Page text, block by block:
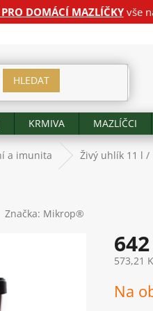
PRO DOMÁCÍ MAZLÍČKYvše
HLEDAT
KRMIVA MAZLÍČCI
a imunita Živý uhlík 11 l /
Značka: Mikrop®
573,21
cena:
Na